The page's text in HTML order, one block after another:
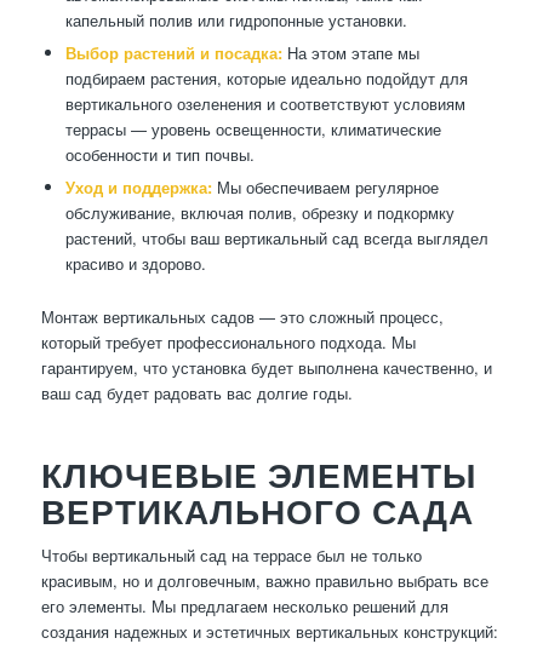
капельный полив или гидропонные установки.
Выбор растений и посадка:На этом этапе мы
подбираем растения, которые идеально подойдут для
вертикального озеленения и соответствуют условиям
террасы — уровень освещенности, климатические
особенности и тип почвы.
Уход и поддержка:Мы обеспечиваем регулярное
обслуживание, включая полив, обрезку и подкормку
растений, чтобы ваш вертикальный сад всегда выглядел
красиво и здорово.
Монтаж вертикальных садов — это сложный процесс,
который требует профессионального подхода. Мы
гарантируем, что установка будет выполнена качественно, и
ваш сад будет радовать вас долгие годы.
КЛЮЧЕВЫЕ ЭЛЕМЕНТЫ
ВЕРТИКАЛЬНОГО САДА
Чтобы вертикальный сад на террасе был не только
красивым, но и долговечным, важно правильно выбрать все
его элементы. Мы предлагаем несколько решений для
создания надежных и эстетичных вертикальных конструкций: